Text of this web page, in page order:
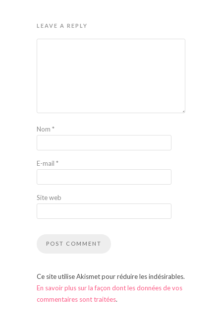
LEAVE A REPLY
Nom *
E-mail *
Site web
Ce site utilise Akismet pour réduire les indésirables.
En savoir plus sur la façon dont les données de vos
commentaires sont traitées.